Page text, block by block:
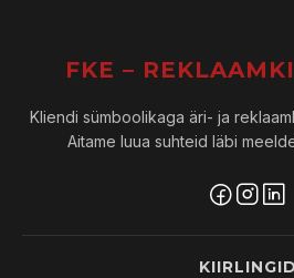
FKE –
Kliendi sümboolikaga äri- ja
Aitame luua suhteid läbi
KIIRLINGID